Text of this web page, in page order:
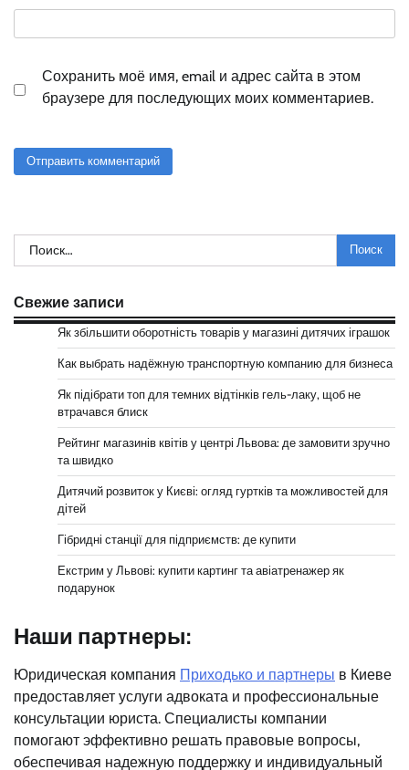
Сохранить моё имя, email и адрес сайта в этом
браузере для последующих моих комментариев.
Найти:
Свежие записи
Як збільшити оборотність товарів у магазині дитячих іграшок
Как выбрать надёжную транспортную компанию для бизнеса
Як підібрати топ для темних відтінків гель-лаку, щоб не
втрачався блиск
Рейтинг магазинів квітів у центрі Львова: де замовити зручно
та швидко
Дитячий розвиток у Києві: огляд гуртків та можливостей для
дітей
Гібридні станції для підприємств: де купити
Екстрим у Львові: купити картинг та авіатренажер як
подарунок
Наши партнеры:
Юридическая компания Приходько и партнеры в Киеве
предоставляет услуги адвоката и профессиональные
консультации юриста. Специалисты компании
помогают эффективно решать правовые вопросы,
обеспечивая надежную поддержку и индивидуальный